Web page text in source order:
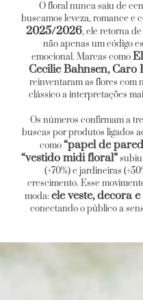
O floral nunca saiu de
buscamos leveza, romance e
2025/2026, ele retorna
não apenas um código
emocional. Marcas como
Cecilie Bahnsen, Caro
reinventaram as flores com
clássico a interpretações
Os números confirmam a
buscas por produtos ligados
como“papel de
“vestido midi floral”subiu
(+70%) e jardineiras
crescimento. Esse
moda: ele veste, decora
conectando o público a